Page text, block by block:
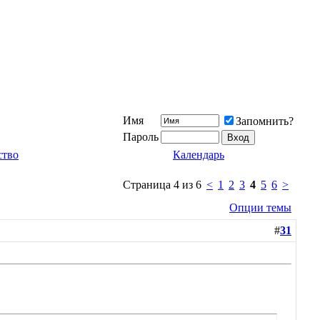
Имя
Запомнить?
Пароль
Календарь
Страница 4 из 6 < 1 2 3 4 5 6 >
Опции темы
#31